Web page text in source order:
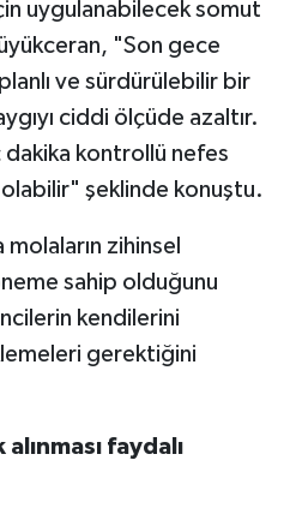
uygulanabilecek somut
"Son gece
ve sürdürülebilir bir
ciddi ölçüde azaltır.
dakika kontrollü nefes
şeklinde konuştu.
zihinsel
sahip olduğunu
kendilerini
gerektiğini
faydalı